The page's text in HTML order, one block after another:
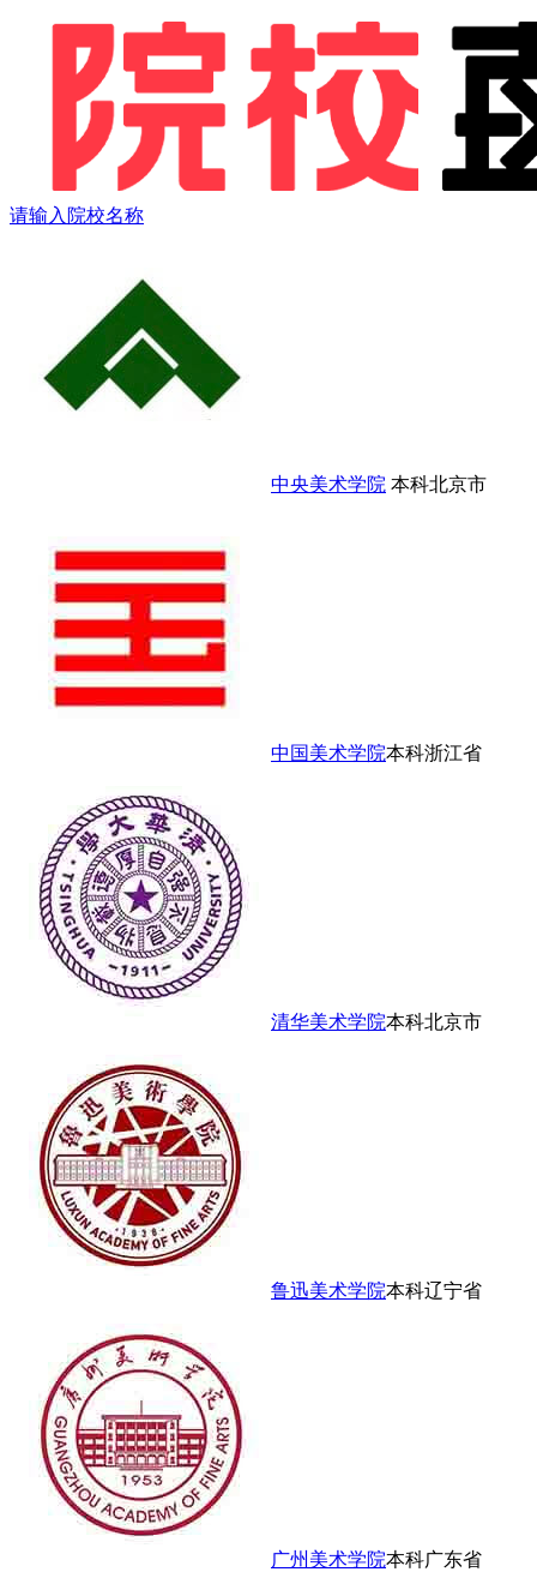
请输入院校名称
中央美术学院 本科北京市
中国美术学院本科浙江省
清华美术学院本科北京市
鲁迅美术学院本科辽宁省
广州美术学院本科广东省